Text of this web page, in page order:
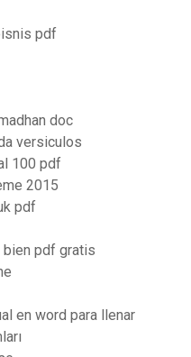
pdf
doc
versiculos
100 pdf
2015
pdf
bien pdf gratis
en word para llenar